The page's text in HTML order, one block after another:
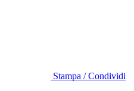
Stampa / Condividi